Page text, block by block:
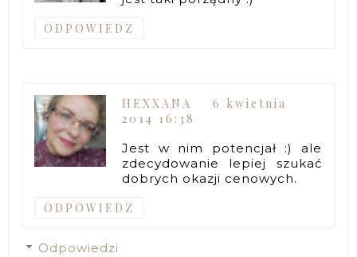
ODPOWIEDZ
HEXXANA
6 kwietnia
2014 16:38
Jest w nim potencjał :) ale
zdecydowanie lepiej szukać
dobrych okazji cenowych.
ODPOWIEDZ
Odpowiedzi